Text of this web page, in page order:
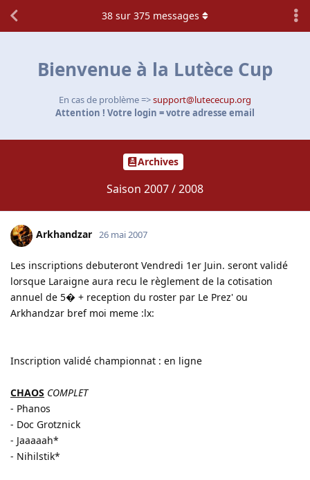
Bienvenue à la Lutèce Cup
En cas de problème =>support@lutececup.org
Attention ! Votre login = votre adresse email
Archives
Saison 2007 / 2008
38 sur 375 messages
Arkhandzar 26 mai 2007
Les inscriptions debuteront Vendredi 1er Juin. seront validé
lorsque Laraigne aura recu le règlement de la cotisation
annuel de 5� + reception du roster par Le Prez' ou
Arkhandzar bref moi meme :lx:
Inscription validé championnat : en ligne
CHAOS COMPLET
- Phanos
- Doc Grotznick
- Jaaaaah*
- Nihilstik*